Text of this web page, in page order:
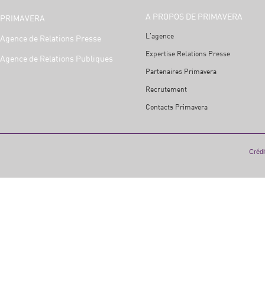
PRIMAVERA
Agence de Relations Presse
Agence de Relations Publiques
A PROPOS DE PRIMAVERA
L'agence
Expertise Relations Presse
Partenaires Primavera
Recrutement
Contacts Primavera